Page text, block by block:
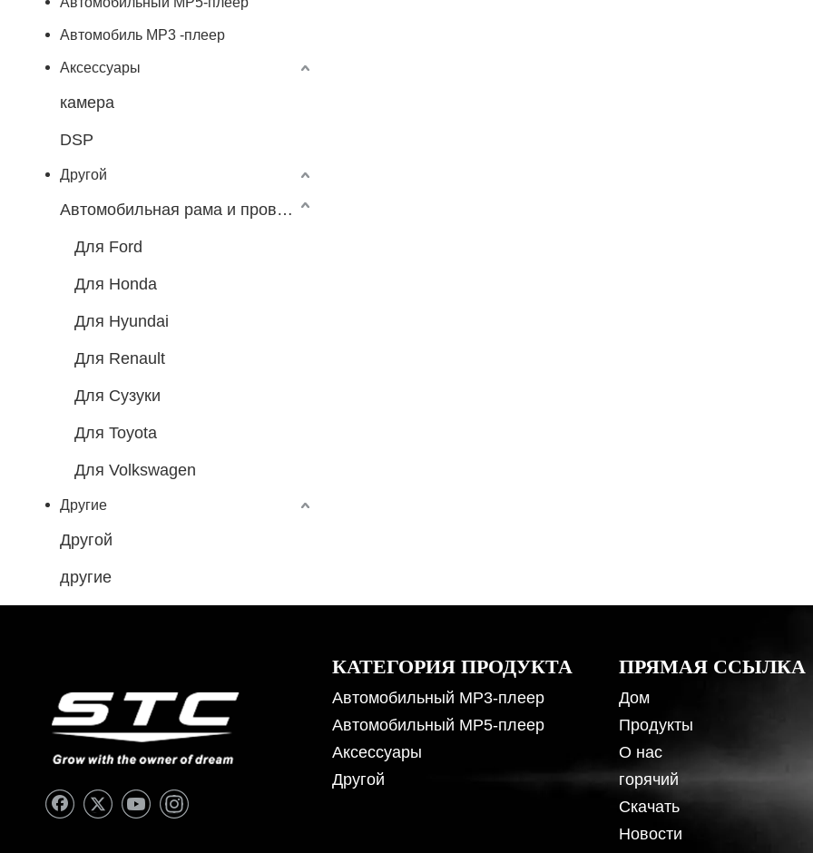
Автомобиль MP3 -плеер
Аксессуары
камера
DSP
Другой
Автомобильная рама и провода
Для Ford
Для Honda
Для Hyundai
Для Renault
Для Сузуки
Для Toyota
Для Volkswagen
Другие
Другой
другие
КАТЕГОРИЯ ПРОДУКТА
Автомобильный MP3-плеер
Автомобильный MP5-плеер
Аксессуары
Другой
ПРЯМАЯ ССЫЛКА
Дом
Продукты
О нас
горячий
Скачать
Новости